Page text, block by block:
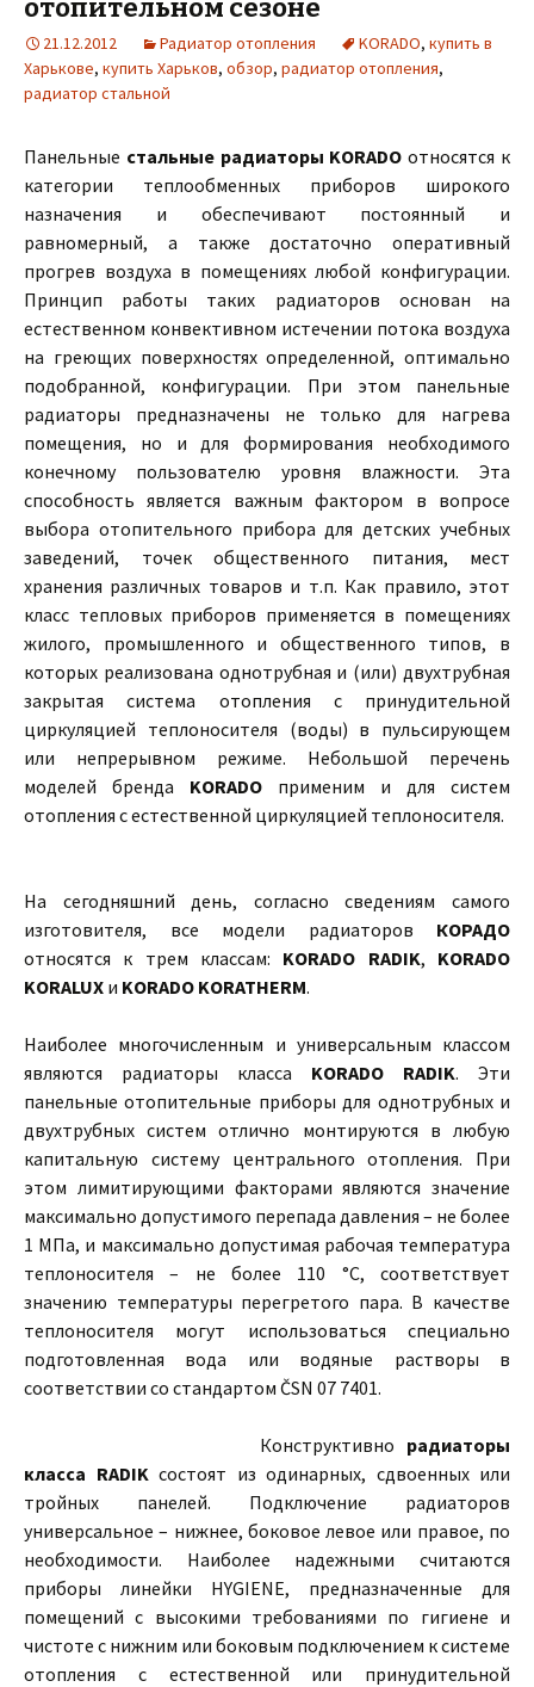
отопительном сезоне
21.12.2012 Радиатор отопления KORADO, купить в
Харькове, купить Харьков, обзор, радиатор отопления,
радиатор стальной
Панельные стальные радиаторы KORADO относятся к
категории теплообменных приборов широкого
назначения и обеспечивают постоянный и
равномерный, а также достаточно оперативный
прогрев воздуха в помещениях любой конфигурации.
Принцип работы таких радиаторов основан на
естественном конвективном истечении потока воздуха
на греющих поверхностях определенной, оптимально
подобранной, конфигурации. При этом панельные
радиаторы предназначены не только для нагрева
помещения, но и для формирования необходимого
конечному пользователю уровня влажности. Эта
способность является важным фактором в вопросе
выбора отопительного прибора для детских учебных
заведений, точек общественного питания, мест
хранения различных товаров и т.п. Как правило, этот
класс тепловых приборов применяется в помещениях
жилого, промышленного и общественного типов, в
которых реализована однотрубная и (или) двухтрубная
закрытая система отопления с принудительной
циркуляцией теплоносителя (воды) в пульсирующем
или непрерывном режиме. Небольшой перечень
моделей бренда KORADO применим и для систем
отопления с естественной циркуляцией теплоносителя.
На сегодняшний день, согласно сведениям самого
изготовителя, все модели радиаторов КОРАДО
относятся к трем классам: KORADO RADIK, KORADO
KORALUX и KORADO KORATHERM.
Наиболее многочисленным и универсальным классом
являются радиаторы класса KORADO RADIK. Эти
панельные отопительные приборы для однотрубных и
двухтрубных систем отлично монтируются в любую
капитальную систему центрального отопления. При
этом лимитирующими факторами являются значение
максимально допустимого перепада давления – не более
1 МПа, и максимально допустимая рабочая температура
теплоносителя – не более 110 °C, соответствует
значению температуры перегретого пара. В качестве
теплоносителя могут использоваться специально
подготовленная вода или водяные растворы в
соответствии со стандартом ČSN 07 7401.
Конструктивно радиаторы
класса RADIK состоят из одинарных, сдвоенных или
тройных панелей. Подключение радиаторов
универсальное – нижнее, боковое левое или правое, по
необходимости. Наиболее надежными считаются
приборы линейки HYGIENE, предназначенные для
помещений с высокими требованиями по гигиене и
чистоте с нижним или боковым подключением к системе
отопления с естественной или принудительной